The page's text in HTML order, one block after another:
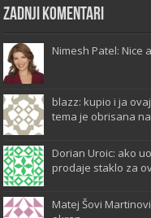
Zadnji komentari
Nimesh Patel: Nice
blazz: kupio i ja
tema je obrisana
Dorian Uroic: ako
prodaje staklo za
Matej Šovi